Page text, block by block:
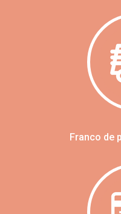
Franco de